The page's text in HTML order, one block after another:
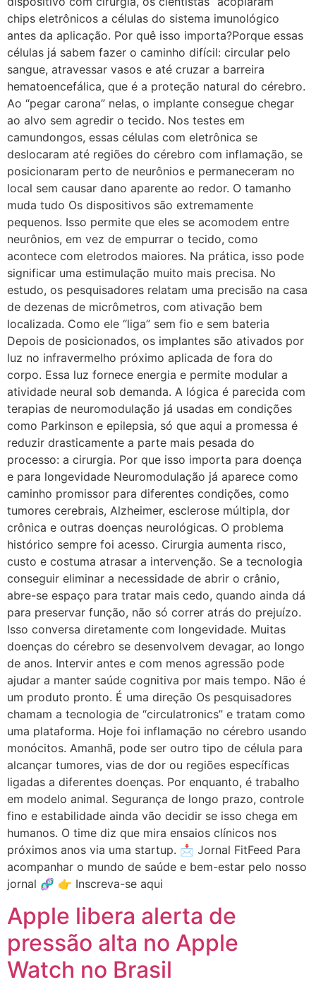
chips eletrônicos a células do sistema imunológico
antes da aplicação. Por quê isso importa?Porque essas
células já sabem fazer o caminho difícil: circular pelo
sangue, atravessar vasos e até cruzar a barreira
hematoencefálica, que é a proteção natural do cérebro.
Ao “pegar carona” nelas, o implante consegue chegar
ao alvo sem agredir o tecido. Nos testes em
camundongos, essas células com eletrônica se
deslocaram até regiões do cérebro com inflamação, se
posicionaram perto de neurônios e permaneceram no
local sem causar dano aparente ao redor. O tamanho
muda tudo Os dispositivos são extremamente
pequenos. Isso permite que eles se acomodem entre
neurônios, em vez de empurrar o tecido, como
acontece com eletrodos maiores. Na prática, isso pode
significar uma estimulação muito mais precisa. No
estudo, os pesquisadores relatam uma precisão na casa
de dezenas de micrômetros, com ativação bem
localizada. Como ele “liga” sem fio e sem bateria
Depois de posicionados, os implantes são ativados por
luz no infravermelho próximo aplicada de fora do
corpo. Essa luz fornece energia e permite modular a
atividade neural sob demanda. A lógica é parecida com
terapias de neuromodulação já usadas em condições
como Parkinson e epilepsia, só que aqui a promessa é
reduzir drasticamente a parte mais pesada do
processo: a cirurgia. Por que isso importa para doença
e para longevidade Neuromodulação já aparece como
caminho promissor para diferentes condições, como
tumores cerebrais, Alzheimer, esclerose múltipla, dor
crônica e outras doenças neurológicas. O problema
histórico sempre foi acesso. Cirurgia aumenta risco,
custo e costuma atrasar a intervenção. Se a tecnologia
conseguir eliminar a necessidade de abrir o crânio,
abre-se espaço para tratar mais cedo, quando ainda dá
para preservar função, não só correr atrás do prejuízo.
Isso conversa diretamente com longevidade. Muitas
doenças do cérebro se desenvolvem devagar, ao longo
de anos. Intervir antes e com menos agressão pode
ajudar a manter saúde cognitiva por mais tempo. Não é
um produto pronto. É uma direção Os pesquisadores
chamam a tecnologia de “circulatronics” e tratam como
uma plataforma. Hoje foi inflamação no cérebro usando
monócitos. Amanhã, pode ser outro tipo de célula para
alcançar tumores, vias de dor ou regiões específicas
ligadas a diferentes doenças. Por enquanto, é trabalho
em modelo animal. Segurança de longo prazo, controle
fino e estabilidade ainda vão decidir se isso chega em
humanos. O time diz que mira ensaios clínicos nos
próximos anos via uma startup. 📩 Jornal FitFeed Para
acompanhar o mundo de saúde e bem-estar pelo nosso
jornal 🧬 👉 Inscreva-se aqui
Apple libera alerta de
pressão alta no Apple
Watch no Brasil